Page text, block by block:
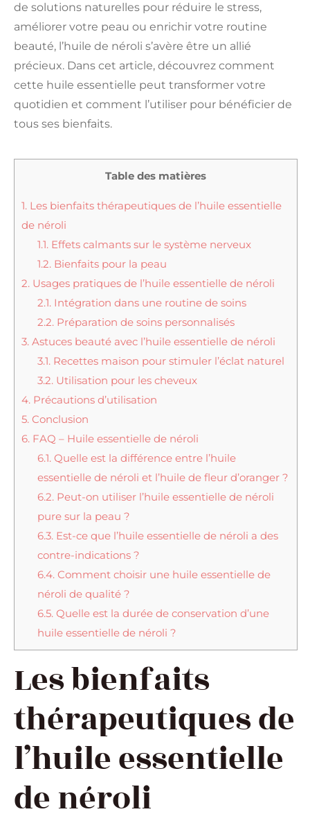
de solutions naturelles pour réduire le stress,
améliorer votre peau ou enrichir votre routine
beauté, l’huile de néroli s’avère être un allié
précieux. Dans cet article, découvrez comment
cette huile essentielle peut transformer votre
quotidien et comment l’utiliser pour bénéficier de
tous ses bienfaits.
Table des matières
1. Les bienfaits thérapeutiques de l’huile essentielle
de néroli
1.1. Effets calmants sur le système nerveux
1.2. Bienfaits pour la peau
2. Usages pratiques de l’huile essentielle de néroli
2.1. Intégration dans une routine de soins
2.2. Préparation de soins personnalisés
3. Astuces beauté avec l’huile essentielle de néroli
3.1. Recettes maison pour stimuler l’éclat naturel
3.2. Utilisation pour les cheveux
4. Précautions d’utilisation
5. Conclusion
6. FAQ – Huile essentielle de néroli
6.1. Quelle est la différence entre l’huile
essentielle de néroli et l’huile de fleur d’oranger ?
6.2. Peut-on utiliser l’huile essentielle de néroli
pure sur la peau ?
6.3. Est-ce que l’huile essentielle de néroli a des
contre-indications ?
6.4. Comment choisir une huile essentielle de
néroli de qualité ?
6.5. Quelle est la durée de conservation d’une
huile essentielle de néroli ?
Les bienfaits
thérapeutiques de
l’huile essentielle
de néroli